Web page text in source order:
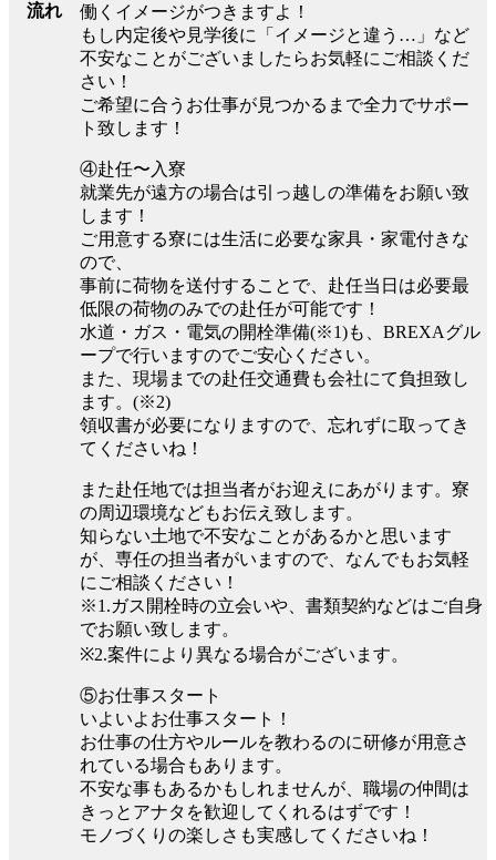
流れ
働くイメージがつきますよ！
もし内定後や見学後に「イメージと違う…」など
不安なことがございましたらお気軽にご相談くだ
さい！
ご希望に合うお仕事が見つかるまで全力でサポー
ト致します！
④赴任〜入寮
就業先が遠方の場合は引っ越しの準備をお願い致
します！
ご用意する寮には生活に必要な家具・家電付きな
ので、
事前に荷物を送付することで、赴任当日は必要最
低限の荷物のみでの赴任が可能です！
水道・ガス・電気の開栓準備(※1)も、BREXAグル
ープで行いますのでご安心ください。
また、現場までの赴任交通費も会社にて負担致し
ます。(※2)
領収書が必要になりますので、忘れずに取ってき
てくださいね！
また赴任地では担当者がお迎えにあがります。寮
の周辺環境などもお伝え致します。
知らない土地で不安なことがあるかと思います
が、専任の担当者がいますので、なんでもお気軽
にご相談ください！
※1.ガス開栓時の立会いや、書類契約などはご自身
でお願い致します。
※2.案件により異なる場合がございます。
⑤お仕事スタート
いよいよお仕事スタート！
お仕事の仕方やルールを教わるのに研修が用意さ
れている場合もあります。
不安な事もあるかもしれませんが、職場の仲間は
きっとアナタを歓迎してくれるはずです！
モノづくりの楽しさも実感してくださいね！